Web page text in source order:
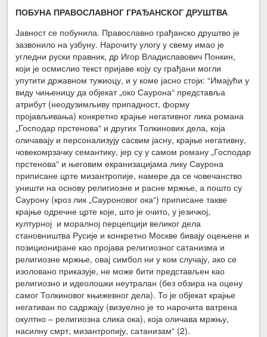
ПОБУНА ПРАВОСЛАВНОГ ГРАЂАНСКОГ ДРУШТВА
Јавност се побунила. Православно грађанско друштво је
зазвонило на узбуну. Нарочиту улогу у свему имао је
угледни руски правник, др Игор Владиславович Понкин,
који је осмислио текст пријаве коју су грађани могли
упутити државном тужиоцу, и у коме јасно стоји: “Имајући у
виду чињеницу да објекат „око Саурона“ представља
атрибут (неодузимљиву припадност, форму
пројављивања) конкретно крајње негативног лика романа
„Господар прстенова“ и других Толкинових дела, која
оличавају и персонализују сасвим јасну, крајње негативну,
човекомрзачку семантику, јер су у самом роману „Господар
прстенова“ и његовим екранизацијама лику Саурона
приписане црте мизантропије, намере да се човечанство
уништи на основу религиозне и расне мржње, а пошто су
Саурону (кроз лик „Сауроновог ока“) приписане такве
крајње одречне црте које, што је очито, у језичкој,
културној и моралној перцепцији великог дела
становништва Русије и конкретно Москве бивају оцењене и
позициониране као пројава религиозног сатанизма и
религиозне мржње, овај симбол ни у ком случају, ако се
изоловано приказује, не може бити представљен као
религиозно и идеолошки неутралан (без обзира на оцену
самог Толкиновог књижевног дела). То је објекат крајње
негативан по садржају (визуелно је то нарочита ватрена
окултно – религиозна слика ока), која оличава мржњу,
насилну смрт, мизантропију, сатанизам“ (2).